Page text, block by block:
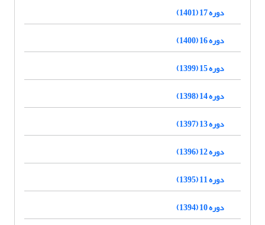
دوره 17 (1401)
دوره 16 (1400)
دوره 15 (1399)
دوره 14 (1398)
دوره 13 (1397)
دوره 12 (1396)
دوره 11 (1395)
دوره 10 (1394)